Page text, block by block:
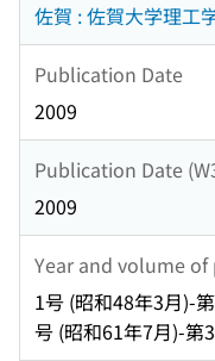
佐賀 : 佐賀大学理工
Publication Date
2009
Publication Date
2009
Year and volume
1号 (昭和48年3月)-
号 (昭和61年7月)-第